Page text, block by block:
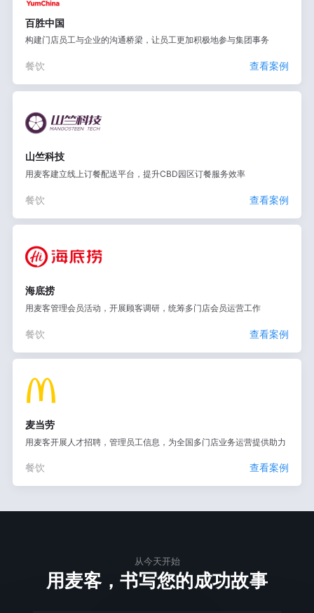
百胜中国
构建门店员工与企业的沟通桥梁，让员工更加积极地参与集团事务
餐饮 查看案例
山竺科技
用麦客建立线上订餐配送平台，提升CBD园区订餐服务效率
餐饮 查看案例
海底捞
用麦客管理会员活动，开展顾客调研，统筹多门店会员运营工作
餐饮 查看案例
麦当劳
用麦客开展人才招聘，管理员工信息，为全国多门店业务运营提供助力
餐饮 查看案例
从今天开始
用麦客，书写您的成功故事